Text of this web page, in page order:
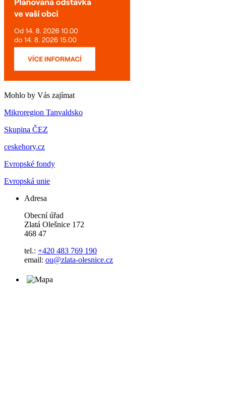
Mohlo by Vás zajímat
Mikroregion Tanvaldsko
Skupina ČEZ
ceskehory.cz
Evropské fondy
Evropská unie
Adresa
Obecní úřad
Zlatá Olešnice 172
468 47
tel.: +420 483 769 190
email: ou@zlata-olesnice.cz